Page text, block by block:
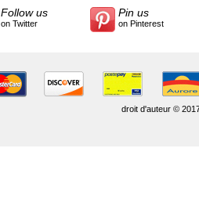
Follow us
on Twitter
Pin us
on Pinterest
droit d'auteur ©